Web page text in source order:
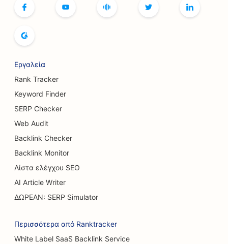
SEO για τις υπηρεσίες Botox και Fillers
SEO για αίθουσες μπόουλινγκ
SEO για ζυθοποιίες
SEO για εστιατόρια με μπουφέ
SEO για φορτηγά Burger
SEO για καταστήματα κέικ
SEO για αντιπροσωπείες αυτοκινήτων
SEO για πλυντήρια αυτοκινήτων
Εργαλεία
Rank Tracker
Keyword Finder
SERP Checker
Web Audit
Backlink Checker
Backlink Monitor
Λίστα ελέγχου SEO
AI Article Writer
ΔΩΡΕΑΝ: SERP Simulator
Περισσότερα από Ranktracker
White Label SaaS Backlink Service